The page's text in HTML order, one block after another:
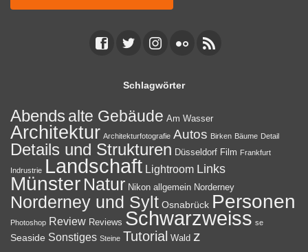
Schlagwörter
Abends alte Gebäude Am Wasser
Architektur Architekturfotografie Autos Birken Bäume Detail
Details und Strukturen Düsseldorf Film Frankfurt
Indrustrie Landschaft Lightroom Links
Münster Natur Nikon allgemein Norderney
Norderney und Sylt Osnabrück Personen
Photoshop Review Reviews Schwarzweiss se
Seaside Sonstiges Steine Tutorial Wald z